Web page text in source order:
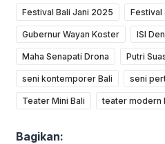
Festival Bali Jani 2025 Festival
Gubernur Wayan Koster ISI
Maha Senapati Drona Putri
seni kontemporer Bali seni
Teater Mini Bali teater modern
Bagikan: